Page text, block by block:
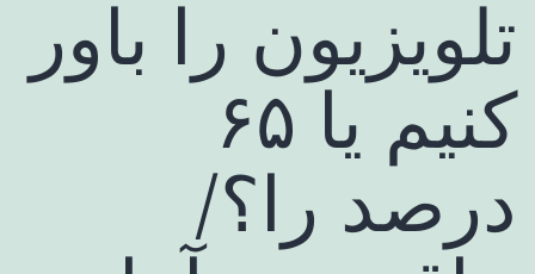
تلویزیون را باور
کنیم یا ۶۵
درصد را؟/